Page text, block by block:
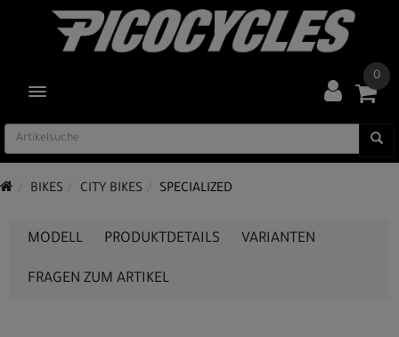
TOGGLE NAVIGATION
0
BIKES CITY BIKES SPECIALIZED
MODELL PRODUKTDETAILS VARIANTEN
FRAGEN ZUM ARTIKEL